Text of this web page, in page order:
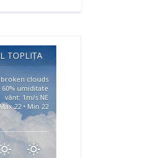
TOPLIȚA
broken clouds
60% umiditate
vânt: 1m/s NE
22 • Min 22